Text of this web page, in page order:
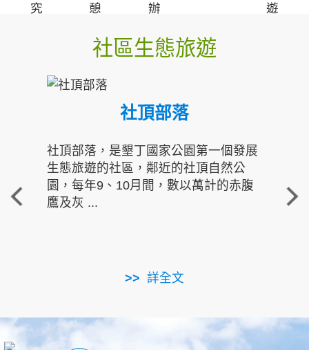
究
憩
辦
遊
社區生態旅遊
社頂部落
社頂部落，是墾丁國家公園第一個發展
生態旅遊的社區，鄰近的社頂自然公
園，每年9、10月間，數以萬計的赤腹
鷹及灰 ...
詳全文
重
走進